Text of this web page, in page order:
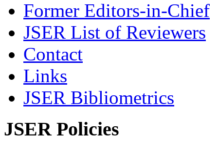
Former Editors-in-Chief
JSER List of Reviewers
Contact
Links
JSER Bibliometrics
JSER Policies